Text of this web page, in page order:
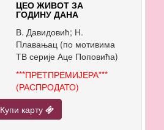
ЦЕО ЖИВОТ ЗА
ГОДИНУ ДАНА
В. Давидовић; Н.
Плавањац (по мотивима
ТВ серије Аце Поповића)
***ПРЕТПРЕМИЈЕРА***
(РАСПРОДАТО)
Купи карту